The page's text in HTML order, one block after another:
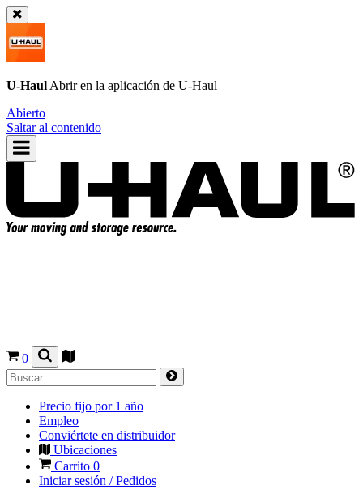
U-Haul Abrir en la aplicación de U-Haul
Abierto
Saltar al contenido
0
Precio fijo por 1 año
Empleo
Conviértete en distribuidor
Ubicaciones
Carrito 0
Iniciar sesión / Pedidos